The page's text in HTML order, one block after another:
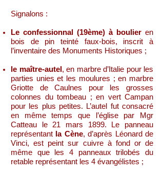
Signalons :
Le confessionnal (19ème) à boulier en
bois de pin teinté faux-bois, inscrit à
l’inventaire des Monuments Historiques ;
le maître-autel, en marbre d’Italie pour les
parties unies et les moulures ; en marbre
Griotte de Caulnes pour les grosses
colonnes du tombeau ; en vert Campan
pour les plus petites. L’autel fut consacré
en même temps que l’église par Mgr
Catteau le 21 mars 1899. Le panneau
représentant la Cène, d’après Léonard de
Vinci, est peint sur cuivre à fond or de
même que les 4 panneaux trilobés du
retable représentant les 4 évangélistes ;